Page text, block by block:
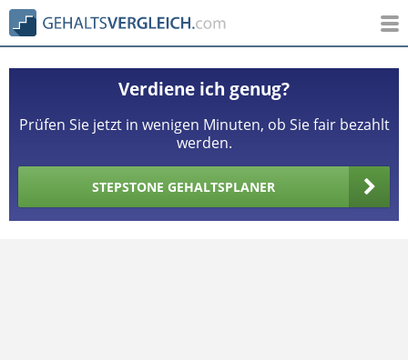
Verdiene ich genug?
Prüfen Sie jetzt in wenigen Minuten, ob Sie fair bezahlt
werden.
STEPSTONE GEHALTSPLANER